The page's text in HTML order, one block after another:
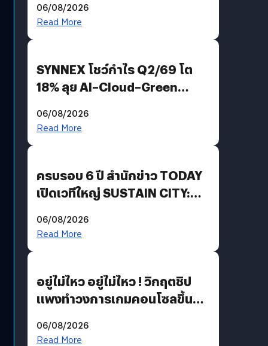
AGI
06/08/2026
Read More
SYNNEX โชว์กำไร Q2/69 โต
18% ลุย AI–Cloud–Green
Revenue เร่งเครื่อง New
06/08/2026
Read More
ครบรอบ 6 ปี สำนักข่าว TODAY
เปิดเวทีใหญ่ SUSTAIN CITY:
แนวทางปรับตัวสู่เศรษฐกิจสี
06/08/2026
Read More
อยู่ไม่ไหว อยู่ไม่ไหว ! วิกฤตชิป
แพงทำวงการเกมคอนโซลขึ้น
?
06/08/2026
Read More